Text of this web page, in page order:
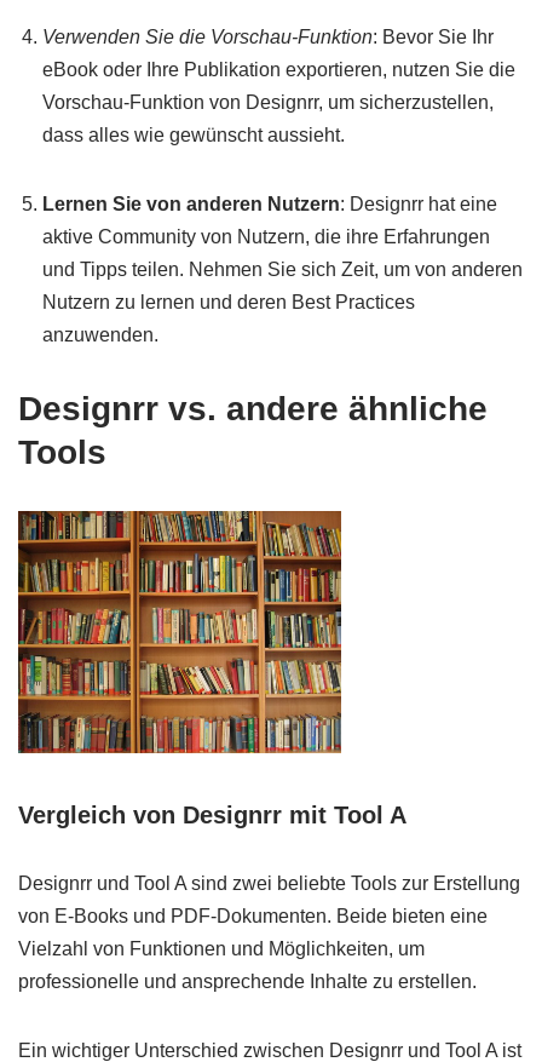
Verwenden Sie die Vorschau-Funktion: Bevor Sie Ihr
eBook oder Ihre Publikation exportieren, nutzen Sie die
Vorschau-Funktion von Designrr, um sicherzustellen,
dass alles wie gewünscht aussieht.
Lernen Sie von anderen Nutzern: Designrr hat eine
aktive Community von Nutzern, die ihre Erfahrungen
und Tipps teilen. Nehmen Sie sich Zeit, um von anderen
Nutzern zu lernen und deren Best Practices
anzuwenden.
Designrr vs. andere ähnliche
Tools
Vergleich von Designrr mit Tool A
Designrr und Tool A sind zwei beliebte Tools zur Erstellung
von E-Books und PDF-Dokumenten. Beide bieten eine
Vielzahl von Funktionen und Möglichkeiten, um
professionelle und ansprechende Inhalte zu erstellen.
Ein wichtiger Unterschied zwischen Designrr und Tool A ist